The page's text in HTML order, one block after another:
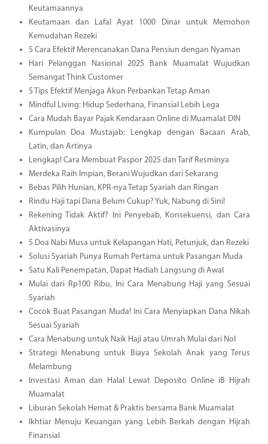
Keutamaannya
Keutamaan dan Lafal Ayat 1000 Dinar untuk Memohon
Kemudahan Rezeki
5 Cara Efektif Merencanakan Dana Pensiun dengan Nyaman
Hari Pelanggan Nasional 2025 Bank Muamalat Wujudkan
Semangat Think Customer
5 Tips Efektif Menjaga Akun Perbankan Tetap Aman
Mindful Living: Hidup Sederhana, Finansial Lebih Lega
Cara Mudah Bayar Pajak Kendaraan Online di Muamalat DIN
Kumpulan Doa Mustajab: Lengkap dengan Bacaan Arab,
Latin, dan Artinya
Lengkap! Cara Membuat Paspor 2025 dan Tarif Resminya
Merdeka Raih Impian, Berani Wujudkan dari Sekarang
Bebas Pilih Hunian, KPR-nya Tetap Syariah dan Ringan
Rindu Haji tapi Dana Belum Cukup? Yuk, Nabung di Sini!
Rekening Tidak Aktif? Ini Penyebab, Konsekuensi, dan Cara
Aktivasinya
5 Doa Nabi Musa untuk Kelapangan Hati, Petunjuk, dan Rezeki
Solusi Syariah Punya Rumah Pertama untuk Pasangan Muda
Satu Kali Penempatan, Dapat Hadiah Langsung di Awal
Mulai dari Rp100 Ribu, Ini Cara Menabung Haji yang Sesuai
Syariah
Cocok Buat Pasangan Muda! Ini Cara Menyiapkan Dana Nikah
Sesuai Syariah
Cara Menabung untuk Naik Haji atau Umrah Mulai dari Nol
Strategi Menabung untuk Biaya Sekolah Anak yang Terus
Melambung
Investasi Aman dan Halal Lewat Deposito Online iB Hijrah
Muamalat
Liburan Sekolah Hemat & Praktis bersama Bank Muamalat
Ikhtiar Menuju Keuangan yang Lebih Berkah dengan Hijrah
Finansial